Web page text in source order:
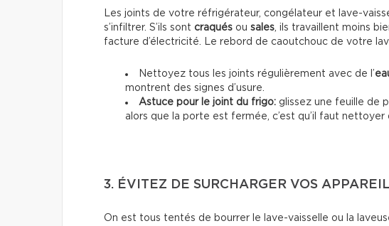
Les joints de votre réfrigérateur, congélateur et lave-
s’infiltrer. S’ils sont craqués ou sales, ils travaillent moins
facture d’électricité. Le rebord de caoutchouc de votre
Nettoyez tous les joints régulièrement avec de l’
montrent des signes d’usure.
Astuce pour le joint du frigo: glissez une feuille de
alors que la porte est fermée, c’est qu’il faut nettoyer
3. ÉVITEZ DE SURCHARGER VOS
On est tous tentés de bourrer le lave-vaisselle ou la